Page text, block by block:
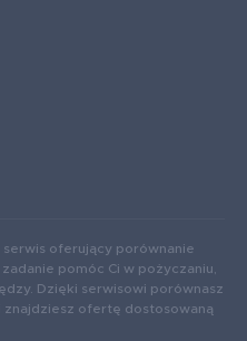
oferujący porównanie
pomóc Ci w pożyczaniu,
Dzięki serwisowi porównasz
ofertę dostosowaną